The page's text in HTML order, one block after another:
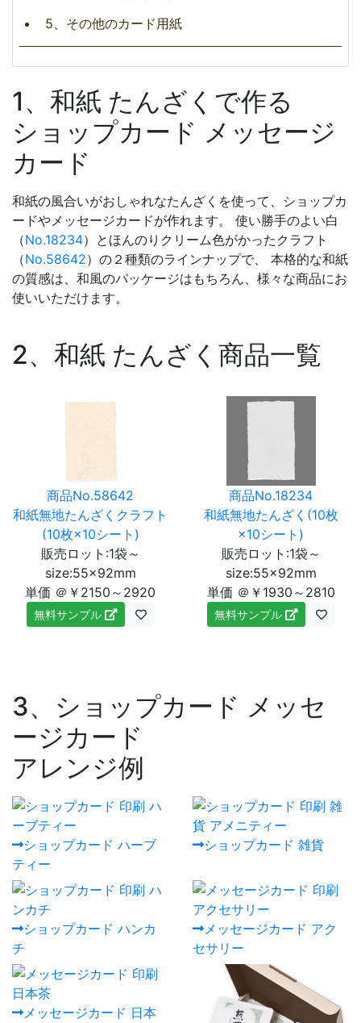
5、その他のカード用紙
1、和紙 たんざくで作る
ショップカード メッセージ
カード
和紙の風合いがおしゃれなたんざくを使って、ショップカ
ードやメッセージカードが作れます。
使い勝手のよい白
（No.18234）とほんのりクリーム色がかったクラフト
（No.58642）の２種類のラインナップで、
本格的な和紙
の質感は、和風のパッケージはもちろん、様々な商品にお
使いいただけます。
2、和紙 たんざく商品一覧
商品No.58642
和紙無地たんざくクラフト
(10枚×10シート)
販売ロット:1袋～
size:55×92mm
単価 ＠￥2150～2920
無料サンプル
商品No.18234
和紙無地たんざく(10枚
×10シート)
販売ロット:1袋～
size:55×92mm
単価 ＠￥1930～2810
無料サンプル
3、ショップカード メッセ
ージカード
アレンジ例
ショップカード ハーブ
ティー
ショップカード 雑貨
ショップカード ハンカ
チ
メッセージカード アク
セサリー
メッセージカード 日本